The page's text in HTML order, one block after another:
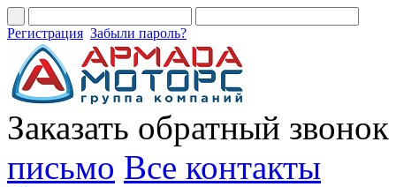
Регистрация Забыли пароль?
Заказать обратный звонок
письмо Все контакты